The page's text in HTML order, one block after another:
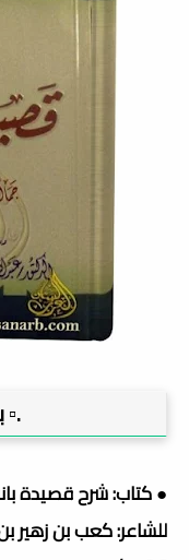
.▫️
● كتاب: شرح قصيدة
للشاعر: كعب بن زهير